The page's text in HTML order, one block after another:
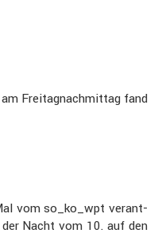
Freitag­nach­mittag fand
vom so_ko_wpt verant­
Nacht vom 10. auf den